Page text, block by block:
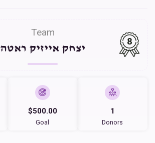
Team
יצחק אייזיק ראטה
8
$500.00
Goal
1
Donors